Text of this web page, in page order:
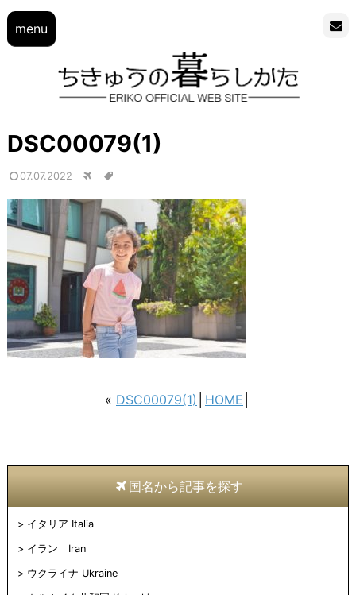
menu
DSC00079(1)
07.07.2022
« DSC00079(1) HOME
国名から記事を探す
イタリア Italia
イラン Iran
ウクライナ Ukraine